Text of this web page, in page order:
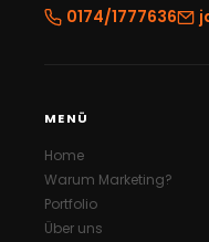
0174/1777636
MENÜ
Home
Warum Marketing?
Portfolio
Über uns